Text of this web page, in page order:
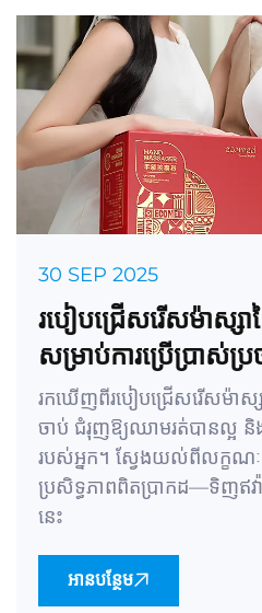
30 SEP 2025
របៀបជ្រើសរើសម៉ាស្ស
សម្រាប់ការប្រើប្រាស់ប្រច
រកឃើញពីរបៀបជ្រើសរើសម៉ាស្
ចាប់ ជំរុញឱ្យឈាមរត់បានល្អ និ
របស់អ្នក។ ស្វែងយល់ពីលក្ខណៈ
ប្រសិទ្ធភាពពិតប្រាកដ—ទិញឥវ៉
នេះ
អានបន្ថែម